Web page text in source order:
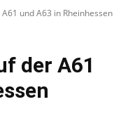
und A63 in Rheinhessen
der A61